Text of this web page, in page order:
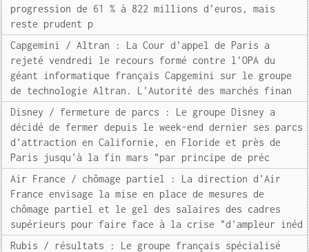
progression de 61 % à 822 millions d'euros, mais
reste prudent p
Capgemini / Altran : La Cour d'appel de Paris a
rejeté vendredi le recours formé contre l'OPA du
géant informatique français Capgemini sur le groupe
de technologie Altran. L'Autorité des marchés finan
Disney / fermeture de parcs : Le groupe Disney a
décidé de fermer depuis le week-end dernier ses parcs
d'attraction en Californie, en Floride et près de
Paris jusqu'à la fin mars "par principe de préc
Air France / chômage partiel : La direction d'Air
France envisage la mise en place de mesures de
chômage partiel et le gel des salaires des cadres
supérieurs pour faire face à la crise "d'ampleur inéd
Rubis / résultats : Le groupe français spécialisé